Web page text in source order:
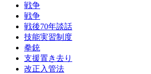
戦争
戦争
戦後70年談話
技能実習制度
拳銃
支援置き去り
改正入管法